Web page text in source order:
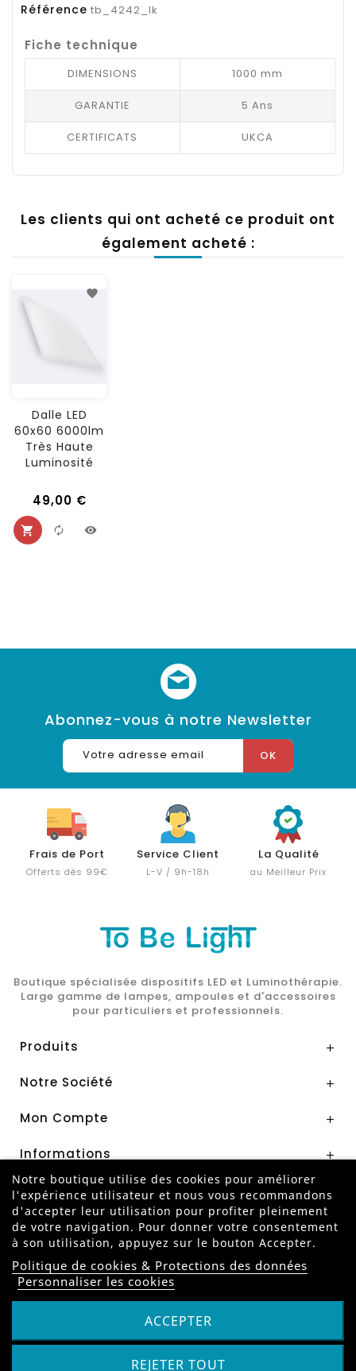
Référence tb_4242_lk
Fiche technique
DIMENSIONS 1000 mm
GARANTIE 5 Ans
CERTIFICATS UKCA
Les clients qui ont acheté ce produit ont
également acheté :
Dalle LED
60x60 6000lm
Très Haute
Luminosité
49,00 €
Abonnez-vous à notre Newsletter
Frais de Port
Offerts dès 99€
Service Client
L-V / 9h-18h
La Qualité
au Meilleur Prix
Boutique spécialisée dispositifs LED et Luminothérapie.
Large gamme de lampes, ampoules et d'accessoires
pour particuliers et professionnels.
Produits 
Notre Société 
Mon Compte 
Informations 
Paiement Sécurisé par
Notre boutique utilise des cookies pour améliorer
l'expérience utilisateur et nous vous recommandons
d'accepter leur utilisation pour profiter pleinement
de votre navigation. Pour donner votre consentement
à son utilisation, appuyez sur le bouton Accepter.
Politique de cookies & Protections des données
Personnaliser les cookies
REJETER TOUT
ACCEPTER
ANNULER MA COMMANDE
© 2026 - Tobelight| Création et Référencement by
Digital-Adgency.com